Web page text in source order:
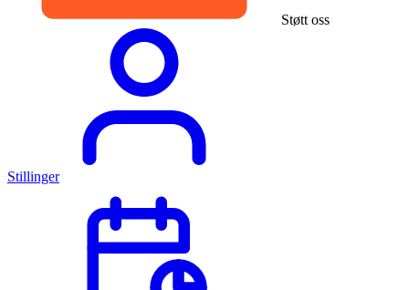
Støtt oss
Stillinger